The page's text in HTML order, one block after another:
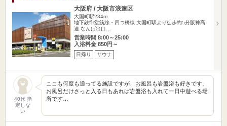
大阪府 / 大阪市浪速区
大国町駅234m
地下鉄御堂筋線・四つ橋線 大国町駅より徒歩約5分阪神高
速 なんば出口…
営業時間 8:00～25:00
入浴料金 850円～
日帰り サウナ
40代 指
定しな
い
ここも何度も通ってる施設ですが、お風呂も岩盤浴も好きです。
お風呂だけさっと入る日もあれば岩盤浴も入れて一日中遊べる場
所です…